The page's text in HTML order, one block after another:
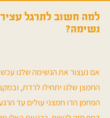
למה חשוב לתרגל
נשימה?
אם נעצור את הנשימה שלנו
החמצן שלנו יתחילו לרדת,
הפחמן הדו חמצני עולים עד